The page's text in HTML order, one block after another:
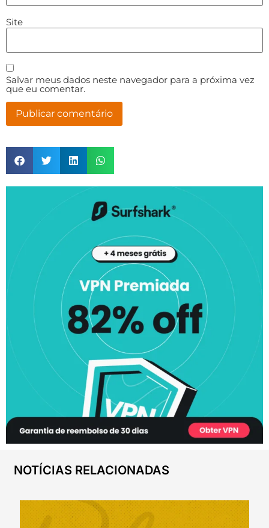
Site
Salvar meus dados neste navegador para a próxima vez
que eu comentar.
NOTÍCIAS RELACIONADAS